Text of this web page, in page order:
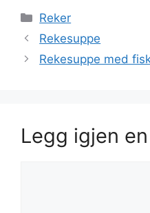
Kategorier
Reker
Rekesuppe
Rekesuppe med
Legg igjen